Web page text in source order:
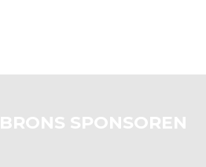
BRONS SPONSOREN